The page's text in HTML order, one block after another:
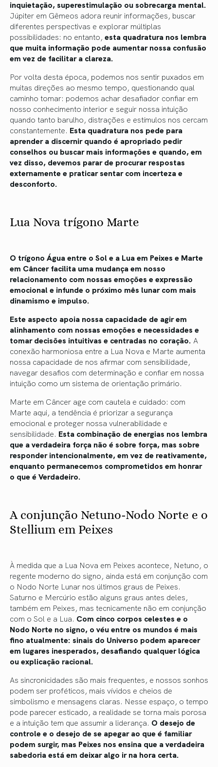
inquietação, superestimulação ou sobrecarga mental.
Júpiter em Gêmeos adora reunir informações, buscar
diferentes perspectivas e explorar múltiplas
possibilidades: no entanto, esta quadratura nos lembra
que muita informação pode aumentar nossa confusão
em vez de facilitar a clareza.
Por volta desta época, podemos nos sentir puxados em
muitas direções ao mesmo tempo, questionando qual
caminho tomar: podemos achar desafiador confiar em
nosso conhecimento interior e seguir nossa intuição
quando tanto barulho, distrações e estímulos nos cercam
constantemente. Esta quadratura nos pede para
aprender a discernir quando é apropriado pedir
conselhos ou buscar mais informações e quando, em
vez disso, devemos parar de procurar respostas
externamente e praticar sentar com incerteza e
desconforto.
Lua Nova trígono Marte
O trígono Água entre o Sol e a Lua em Peixes e Marte
em Câncer facilita uma mudança em nosso
relacionamento com nossas emoções e expressão
emocional e infunde o próximo mês lunar com mais
dinamismo e impulso.
Este aspecto apoia nossa capacidade de agir em
alinhamento com nossas emoções e necessidades e
tomar decisões intuitivas e centradas no coração. A
conexão harmoniosa entre a Lua Nova e Marte aumenta
nossa capacidade de nos afirmar com sensibilidade,
navegar desafios com determinação e confiar em nossa
intuição como um sistema de orientação primário.
Marte em Câncer age com cautela e cuidado: com
Marte aqui, a tendência é priorizar a segurança
emocional e proteger nossa vulnerabilidade e
sensibilidade. Esta combinação de energias nos lembra
que a verdadeira força não é sobre força, mas sobre
responder intencionalmente, em vez de reativamente,
enquanto permanecemos comprometidos em honrar
o que é Verdadeiro.
A conjunção Netuno-Nodo Norte e o
Stellium em Peixes
À medida que a Lua Nova em Peixes acontece, Netuno, o
regente moderno do signo, ainda está em conjunção com
o Nodo Norte Lunar nos últimos graus de Peixes.
Saturno e Mercúrio estão alguns graus antes deles,
também em Peixes, mas tecnicamente não em conjunção
com o Sol e a Lua. Com cinco corpos celestes e o
Nodo Norte no signo, o véu entre os mundos é mais
fino atualmente: sinais do Universo podem aparecer
em lugares inesperados, desafiando qualquer lógica
ou explicação racional.
As sincronicidades são mais frequentes, e nossos sonhos
podem ser proféticos, mais vívidos e cheios de
simbolismo e mensagens claras. Nesse espaço, o tempo
pode parecer esticado, a realidade se torna mais porosa
e a intuição tem que assumir a liderança. O desejo de
controle e o desejo de se apegar ao que é familiar
podem surgir, mas Peixes nos ensina que a verdadeira
sabedoria está em deixar algo ir na hora certa.